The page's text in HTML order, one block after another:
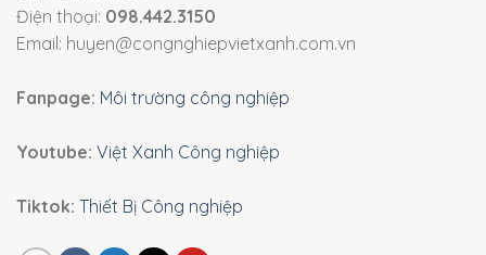
Điện thoại: 098.442.3150
Email: huyen@congnghiepvietxanh.com.vn
Fanpage: Môi trường công nghiệp
Youtube: Việt Xanh Công nghiệp
Tiktok: Thiết Bị Công nghiệp